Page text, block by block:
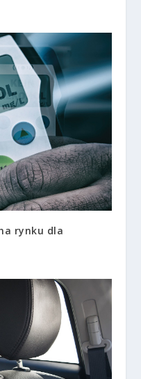
rynku dla